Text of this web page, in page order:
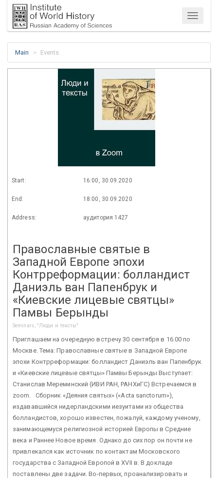
Menu
Main Events
Start: 16:00, 30.09.2020
End: 18:00, 30.09.2020
Address: аудитория 1427
Православные святые в
Западной Европе эпохи
Контрреформации: болландист
Даниэль ван Папенбрук и
«Киевские лицевые святцы»
Памвы Берынды
Seminars, "Люди и тексты"
Приглашаем на очередную встречу 30 сентября в 16.00 по
Москве. Тема: Православные святые в Западной Европе
эпохи Контрреформации: болландист Даниэль ван Папенбрук
и «Киевские лицевые святцы» Памвы Берынды Выступает:
Станислав Мереминский (ИВИ РАН, РАНХиГС) Встречаемся в
zoom. Сборник «Деяния святых» («Acta sanctorum»),
издававшийся нидерландскими иезуитами из общества
болландистов, хорошо известен, пожалуй, каждому ученому,
занимающемуся религиозной историей Европы в Средние
века и Раннее Новое время. Однако до сих пор он почти не
привлекался как источник по контактам Московского
государства с Западной Европой в XVII в. В докладе
поставлены две задачи. Во-первых, проанализировать и